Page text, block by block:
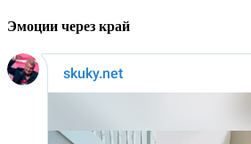
Эмоции через край